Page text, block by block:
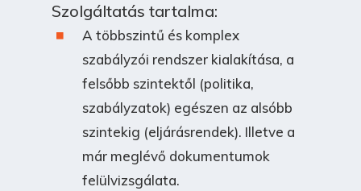
Szolgáltatás tartalma:
A többszintű és komplex
szabályzói rendszer kialakítása, a
felsőbb szintektől (politika,
szabályzatok) egészen az alsóbb
szintekig (eljárásrendek). Illetve a
már meglévő dokumentumok
felülvizsgálata.